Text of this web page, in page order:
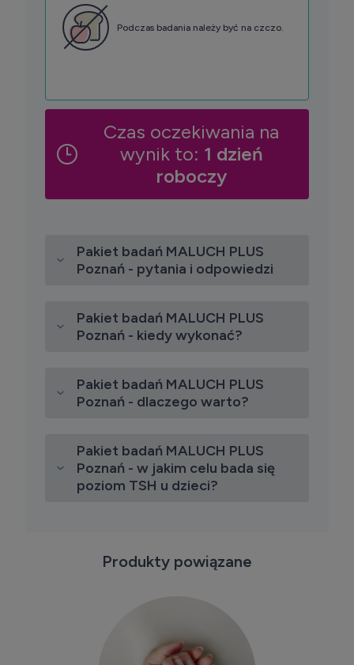
Podczas badania należy być na czczo.
Czas oczekiwania na
wynik to: 1 dzień
roboczy
Pakiet badań MALUCH PLUS
Poznań - pytania i odpowiedzi
Pakiet badań MALUCH PLUS
Poznań - kiedy wykonać?
Pakiet badań MALUCH PLUS
Poznań - dlaczego warto?
Pakiet badań MALUCH PLUS
Poznań - w jakim celu bada się
poziom TSH u dzieci?
Produkty powiązane